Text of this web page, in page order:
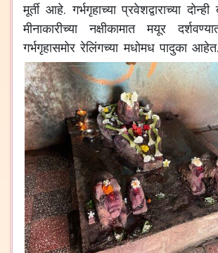
मूर्ती आहे. गर्भगृहाच्या प्रवेशद्वाराच्या
मीनाकारीच्या नक्षीकामात मयूर
गर्भगृहासमोर रेलिंगच्या मधोमध पादुका